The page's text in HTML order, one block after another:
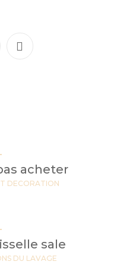
acheter
DECORATION
sale
DU LAVAGE